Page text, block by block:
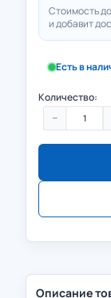
Стоимость
и добавит
Есть в
Количество:
−
Описание